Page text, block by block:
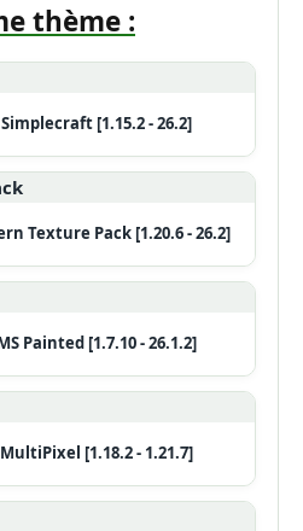
thème :
[1.15.2 - 26.2]
Texture Pack [1.20.6 - 26.2]
Painted [1.7.10 - 26.1.2]
[1.18.2 - 1.21.7]